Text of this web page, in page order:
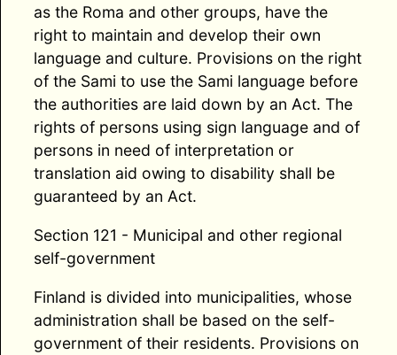
as the Roma and other groups, have the
right to maintain and develop their own
language and culture. Provisions on the right
of the Sami to use the Sami language before
the authorities are laid down by an Act. The
rights of persons using sign language and of
persons in need of interpretation or
translation aid owing to disability shall be
guaranteed by an Act.
Section 121 - Municipal and other regional
self-government
Finland is divided into municipalities, whose
administration shall be based on the self-
government of their residents. Provisions on